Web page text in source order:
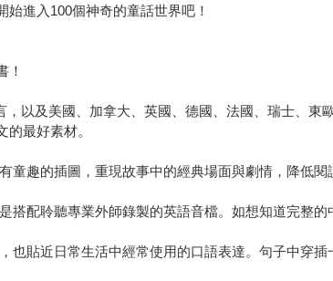
進入100個神奇的童話世界吧！
！
，以及美國、加拿大、英國、德國、法國、瑞士、
最好素材。
童趣的插圖，重現故事中的經典場面與劇情，降低閱
搭配聆聽專業外師錄製的英語音檔。如想知道完整的
也貼近日常生活中經常使用的口語表達。句子中穿